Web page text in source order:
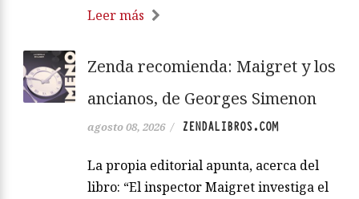
Leer más
Zenda recomienda: Maigret y los
ancianos, de Georges Simenon
agosto 08, 2026 / ZENDALIBROS.COM
La propia editorial apunta, acerca del
libro: “El inspector Maigret investiga el